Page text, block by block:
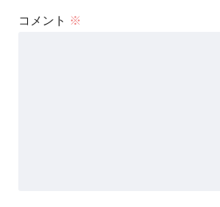
コメント ※